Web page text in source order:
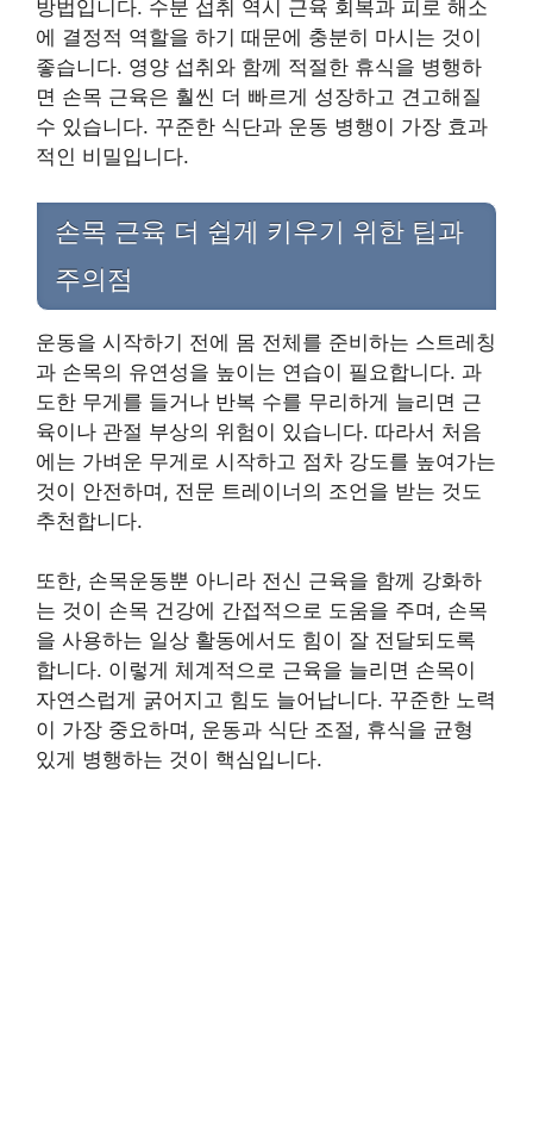
방법입니다. 수분 섭취 역시 근육 회복과 피로 해소
에 결정적 역할을 하기 때문에 충분히 마시는 것이
좋습니다. 영양 섭취와 함께 적절한 휴식을 병행하
면 손목 근육은 훨씬 더 빠르게 성장하고 견고해질
수 있습니다. 꾸준한 식단과 운동 병행이 가장 효과
적인 비밀입니다.
손목 근육 더 쉽게 키우기 위한 팁과
주의점
운동을 시작하기 전에 몸 전체를 준비하는 스트레칭
과 손목의 유연성을 높이는 연습이 필요합니다. 과
도한 무게를 들거나 반복 수를 무리하게 늘리면 근
육이나 관절 부상의 위험이 있습니다. 따라서 처음
에는 가벼운 무게로 시작하고 점차 강도를 높여가는
것이 안전하며, 전문 트레이너의 조언을 받는 것도
추천합니다.
또한, 손목운동뿐 아니라 전신 근육을 함께 강화하
는 것이 손목 건강에 간접적으로 도움을 주며, 손목
을 사용하는 일상 활동에서도 힘이 잘 전달되도록
합니다. 이렇게 체계적으로 근육을 늘리면 손목이
자연스럽게 굵어지고 힘도 늘어납니다. 꾸준한 노력
이 가장 중요하며, 운동과 식단 조절, 휴식을 균형
있게 병행하는 것이 핵심입니다.